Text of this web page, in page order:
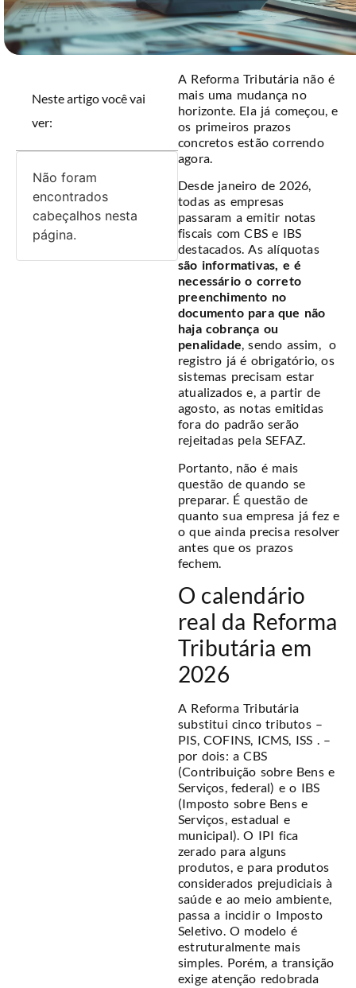
Neste artigo você vai
ver:
Não foram
encontrados
cabeçalhos nesta
página.
A Reforma Tributária não é
mais uma mudança no
horizonte. Ela já começou, e
os primeiros prazos
concretos estão correndo
agora.
Desde janeiro de 2026,
todas as empresas
passaram a emitir notas
fiscais com CBS e IBS
destacados. As alíquotas
são informativas, e é
necessário o correto
preenchimento no
documento para que não
haja cobrança ou
penalidade, sendo assim, o
registro já é obrigatório, os
sistemas precisam estar
atualizados e, a partir de
agosto, as notas emitidas
fora do padrão serão
rejeitadas pela SEFAZ.
Portanto, não é mais
questão de quando se
preparar. É questão de
quanto sua empresa já fez e
o que ainda precisa resolver
antes que os prazos
fechem.
O calendário
real da Reforma
Tributária em
2026
A Reforma Tributária
substitui cinco tributos –
PIS, COFINS, ICMS, ISS . –
por dois: a CBS
(Contribuição sobre Bens e
Serviços, federal) e o IBS
(Imposto sobre Bens e
Serviços, estadual e
municipal). O IPI fica
zerado para alguns
produtos, e para produtos
considerados prejudiciais à
saúde e ao meio ambiente,
passa a incidir o Imposto
Seletivo. O modelo é
estruturalmente mais
simples. Porém, a transição
exige atenção redobrada